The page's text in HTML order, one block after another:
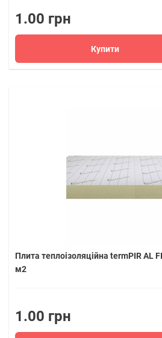
1.00 грн
Купити
Плита теплоізоляційна termPIR AL
м2
1.00 грн